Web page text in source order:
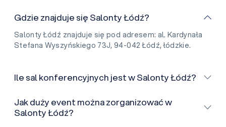
Gdzie znajduje się Salonty Łódź?
Salonty Łódź znajduje się pod adresem: al. Kardynała
Stefana Wyszyńskiego 73J, 94-042 Łódź, łódzkie.
Ile sal konferencyjnych jest w Salonty Łódź?
Jak duży event można zorganizować w
Salonty Łódź?